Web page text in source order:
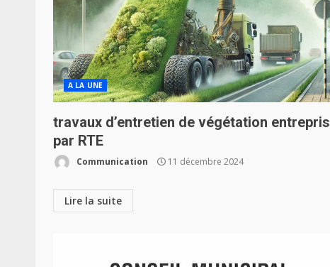
A LA UNE
travaux d’entretien de végétation entrepris
par RTE
Communication 11 décembre 2024
Lire la suite